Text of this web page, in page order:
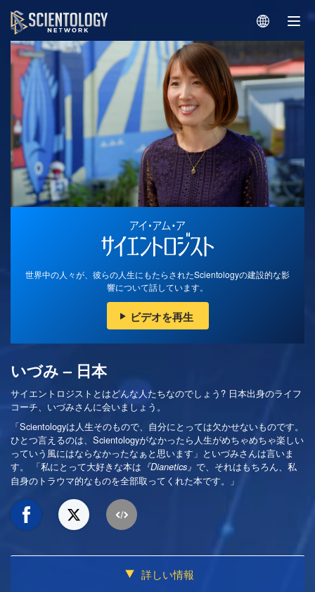
世界中の人々が、彼らの人生にもたらされたScientologyの建設的な影
響について話しています。
ビデオを再生
いづみ – 日本
サイエントロジストとはどんな人たちなのでしょう? 日本出身のライフ
コーチ、いづみさんに会いましょう。
「Scientologyは人生そのもので、自分にとっては欠かせないものです。
ひとつ言えるのは、Scientologyがなかったら人生がめちゃめちゃ楽しい
っていう風にはならなかったなぁと思います」といづみさんは言いま
す。 「私にとって大好きな本は 『Dianetics』 で、それはもちろん、私
自身のトラウマ的なものを全部取ってくれた本です。」
詳しい情報